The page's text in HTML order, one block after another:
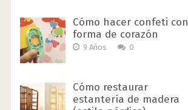
Cómo hacer confeti con
forma de corazón
9 Años 0
Cómo restaurar
estantería de madera